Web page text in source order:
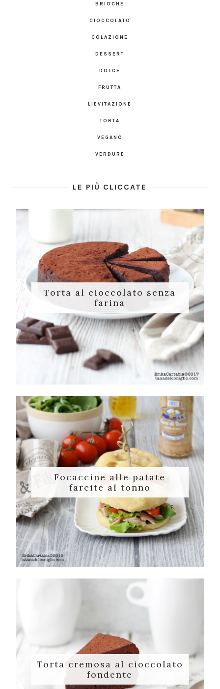
BRIOCHE
CIOCCOLATO
COLAZIONE
DESSERT
DOLCE
FRUTTA
LIEVITAZIONE
TORTA
VEGANO
VERDURE
LE PIÙ CLICCATE
Torta al cioccolato senza
farina
Focaccine alle patate
farcite al tonno
Torta cremosa al cioccolato
fondente